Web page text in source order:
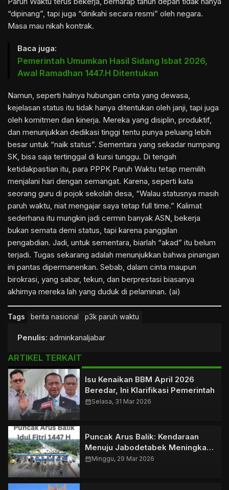
“dipinang”, tapi juga “dinikahi secara resmi” oleh negara.
Masa mau nikah kontrak.
Baca juga:
Pemerintah Umumkan Hasil Sidang Isbat 2026,
Awal Ramadhan 1447.H Ditentukan
Namun, seperti halnya hubungan cinta yang dewasa,
kejelasan status itu tidak hanya ditentukan oleh janji, tapi juga
oleh komitmen dan kinerja. Mereka yang disiplin, produktif,
dan menunjukkan dedikasi tinggi tentu punya peluang lebih
besar untuk “naik status”. Sementara yang sekadar numpang
SK, bisa saja tertinggal di kursi tunggu. Di tengah
ketidakpastian itu, para PPPK Paruh Waktu tetap memilih
menjalani hari dengan semangat. Karena, seperti kata
seorang guru di pojok sekolah desa, “Walau statusnya masih
paruh waktu, niat mengajar saya tetap full time.” Kalimat
sederhana itu mungkin jadi cermin banyak ASN, bekerja
bukan semata demi status, tapi karena panggilan
pengabdian. Jadi, untuk sementara, biarlah “akad” itu belum
terjadi. Tugas sekarang adalah menunjukkan bahwa pinangan
ini pantas dipermanenkan. Sebab, dalam cinta maupun
birokrasi, yang sabar, tekun, dan berprestasi biasanya
akhirnya mereka lah yang duduk di pelaminan. (ai)
Tags berita nasional p3k paruh waktu
Penulis: adminkanaljabar
ARTIKEL TERKAIT
Isu Kenaikan BBM April 2026
Beredar, Ini Klarifikasi Pemerintah
calendar_monthSelasa, 31 Mar 2026
Puncak Arus Balik: Kendaraan
Menuju Jabodetabek Meningkat
Tajam
calendar_monthMinggu, 29 Mar 2026